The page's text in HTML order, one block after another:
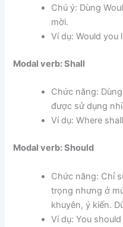
Chú ý: Dùng
mời.
Ví dụ: Would you
Modal verb: Shall
Chức năng:
được sử dụng
Ví dụ: Where
Modal verb: Should
Chức năng: Chỉ
trọng nhưng ở
khuyên, ý kiến.
Ví dụ: You